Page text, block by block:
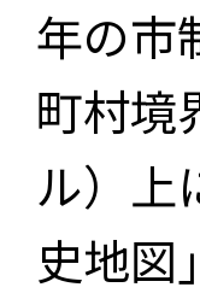
年の市
町村境
ル）上
史地図